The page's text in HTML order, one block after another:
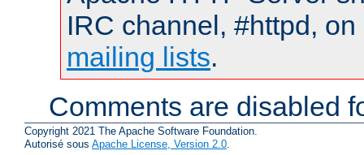
IRC channel, #httpd,
mailing lists.
Comments are disabled
Copyright 2021 The Apache Software Foundation.
Autorisé sous Apache License, Version 2.0.